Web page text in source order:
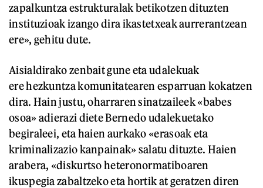
zapalkuntza estrukturalak betikotzen dituzten
instituzioak izango dira ikastetxeak aurrerantzean
ere», gehitu dute.
Aisialdirako zenbait gune eta udalekuak
ere hezkuntza komunitatearen esparruan kokatzen
dira. Hain justu, oharraren sinatzaileek «babes
osoa» adierazi diete Bernedo udalekuetako
begiraleei, eta haien aurkako «erasoak eta
kriminalizazio kanpainak» salatu dituzte. Haien
arabera, «diskurtso heteronormatiboaren
ikuspegia zabaltzeko eta hortik at geratzen diren